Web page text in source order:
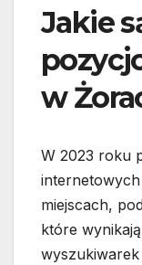
Jakie
w
W 2023 roku
miejscach,
które